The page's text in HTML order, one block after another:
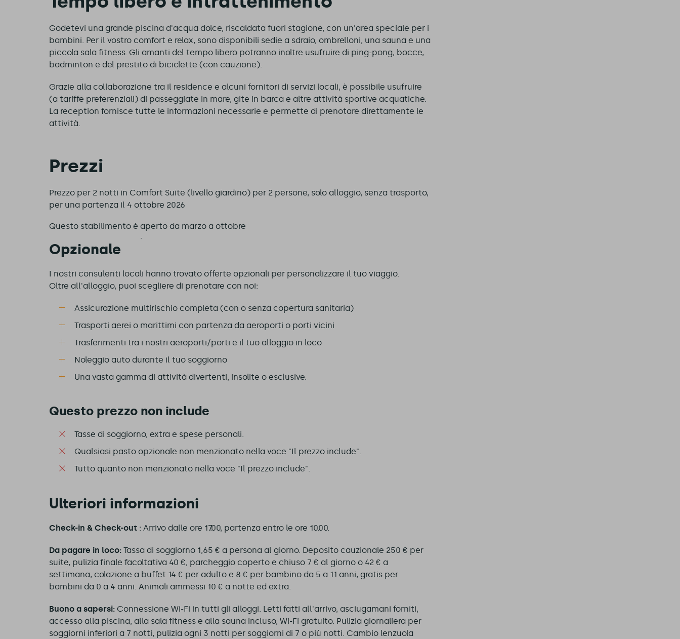
Godetevi una grande piscina d'acqua dolce, riscaldata fuori stagione, con un'area speciale per i
bambini. Per il vostro comfort e relax, sono disponibili sedie a sdraio, ombrelloni, una sauna e una
piccola sala fitness. Gli amanti del tempo libero potranno inoltre usufruire di ping-pong, bocce,
badminton e del prestito di biciclette (con cauzione).
Grazie alla collaborazione tra il residence e alcuni fornitori di servizi locali, è possibile usufruire
(a tariffe preferenziali) di passeggiate in mare, gite in barca e altre attività sportive acquatiche.
La reception fornisce tutte le informazioni necessarie e permette di prenotare direttamente le
attività.
Prezzi
Prezzo per 2 notti in Comfort Suite (livello giardino) per 2 persone, solo alloggio, senza trasporto,
per una partenza il 4 ottobre 2026
Questo stabilimento è aperto da marzo a ottobre
Opzionale
I nostri consulenti locali hanno trovato offerte opzionali per personalizzare il tuo viaggio.
Oltre all'alloggio, puoi scegliere di prenotare con noi:
Assicurazione multirischio completa (con o senza copertura sanitaria)
Trasporti aerei o marittimi con partenza da aeroporti o porti vicini
Trasferimenti tra i nostri aeroporti/porti e il tuo alloggio in loco
Noleggio auto durante il tuo soggiorno
Una vasta gamma di attività divertenti, insolite o esclusive.
Questo prezzo non include
Tasse di soggiorno, extra e spese personali.
Qualsiasi pasto opzionale non menzionato nella voce "Il prezzo include".
Tutto quanto non menzionato nella voce "Il prezzo include".
Ulteriori informazioni
Check-in & Check-out : Arrivo dalle ore 17.00, partenza entro le ore 10.00.
Da pagare in loco: Tassa di soggiorno 1,65 € a persona al giorno. Deposito cauzionale 250 € per
suite, pulizia finale facoltativa 40 €, parcheggio coperto e chiuso 7 € al giorno o 42 € a
settimana, colazione a buffet 14 € per adulto e 8 € per bambino da 5 a 11 anni, gratis per
bambini da 0 a 4 anni. Animali ammessi 10 € a notte ed extra.
Buono a sapersi: Connessione Wi-Fi in tutti gli alloggi. Letti fatti all'arrivo, asciugamani forniti,
accesso alla piscina, alla sala fitness e alla sauna incluso, Wi-Fi gratuito. Pulizia giornaliera per
soggiorni inferiori a 7 notti, pulizia ogni 3 notti per soggiorni di 7 o più notti. Cambio lenzuola